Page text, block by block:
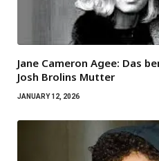
Jane Cameron Agee: Das
Josh Brolins Mutter
JANUARY 12, 2026